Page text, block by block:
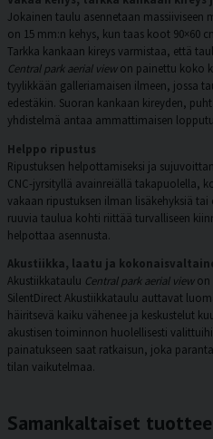
Jokainen taulu asennetaan massiiviseen
on 15 mm:n kehys, kun taas koot 90×60
Tarkka kankaan kireys varmistaa, että
Central park aerial viewon painettu koko
tyylikkään galleriamaisen ilmeen, jossa
edestäkin. Suoran kankaan kireyden,
yhdistelmä antaa ammattimaisen
Helppo ripustus
Ripustuksen helpottamiseksi ja
CNC-jyrsityllä avainreiällä takapuolella,
vakaan ripustuksen ilman lisäkehyksiä tai
ruuvia taulua kohti riittää turvalliseen
helpottaa asennusta.
Akustiikka, laatu ja
Akustiikkataulu Central park aerial viewon
SilentDirect Akustiikkataulu auttavat
häiritsevä kaiku vähenee ja keskustelut
akustisen toiminnon huolellisesti
painatukseen saat ratkaisun, joka
tilan vaikutelmaa.
Samankaltaiset